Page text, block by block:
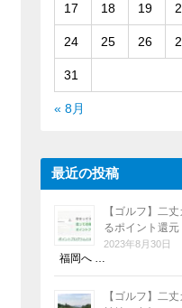
17 18 19
24 25 26
31
« 8月
最近の投稿
【ゴルフ】二
るポイント還元
2023年8月30日
福岡へ …
【ゴルフ】二